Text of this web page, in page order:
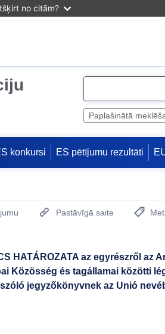
no citām?
e
Paplašinātā
konkursi ES pētījumu rezultāti
Pastāvīgā saite
HATÁROZATA az egyrészről az
Közösség és tagállamai közötti
jegyzőkönyvnek az Unió